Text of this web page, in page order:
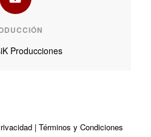
Producciones
| Términos y Condiciones